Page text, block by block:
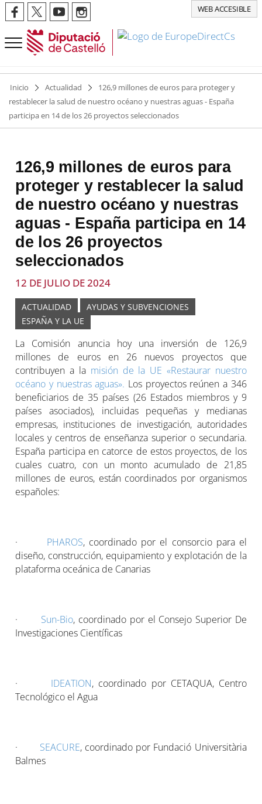
WEB ACCESIBLE
Inicio Actualidad
126,9 millones de euros para proteger y
restablecer la salud de nuestro océano y nuestras aguas - España
participa en 14 de los 26 proyectos seleccionados
126,9 millones de euros para
proteger y restablecer la salud
de nuestro océano y nuestras
aguas - España participa en 14
de los 26 proyectos
seleccionados
12 DE JULIO DE 2024
ACTUALIDAD
AYUDAS Y SUBVENCIONES
ESPAÑA Y LA UE
La Comisión anuncia hoy una inversión de 126,9
millones de euros en 26 nuevos proyectos que
contribuyen a la misión de la UE «Restaurar nuestro
océano y nuestras aguas». Los proyectos reúnen a 346
beneficiarios de 35 países (26 Estados miembros y 9
países asociados), incluidas pequeñas y medianas
empresas, instituciones de investigación, autoridades
locales y centros de enseñanza superior o secundaria.
España participa en catorce de estos proyectos, de los
cuales cuatro, con un monto acumulado de 21,85
millones de euros, están coordinados por organismos
españoles:
· PHAROS, coordinado por el consorcio para el
diseño, construcción, equipamiento y explotación de la
plataforma oceánica de Canarias
· Sun-Bio, coordinado por el Consejo Superior De
Investigaciones Científicas
· IDEATION, coordinado por CETAQUA, Centro
Tecnológico el Agua
· SEACURE, coordinado por Fundació Universitària
Balmes